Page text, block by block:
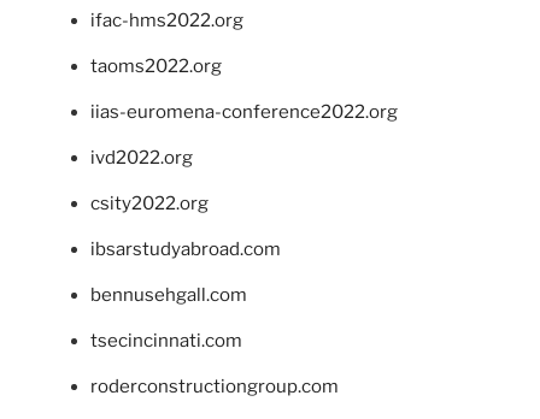
ifac-hms2022.org
taoms2022.org
iias-euromena-conference2022.org
ivd2022.org
csity2022.org
ibsarstudyabroad.com
bennusehgall.com
tsecincinnati.com
roderconstructiongroup.com